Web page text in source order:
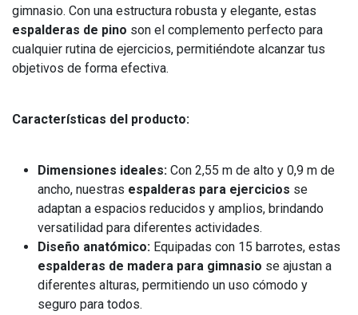
gimnasio. Con una estructura robusta y elegante, estas
espalderas de pino son el complemento perfecto para
cualquier rutina de ejercicios, permitiéndote alcanzar tus
objetivos de forma efectiva.
Características del producto:
Dimensiones ideales: Con 2,55 m de alto y 0,9 m de
ancho, nuestras espalderas para ejercicios se
adaptan a espacios reducidos y amplios, brindando
versatilidad para diferentes actividades.
Diseño anatómico: Equipadas con 15 barrotes, estas
espalderas de madera para gimnasio se ajustan a
diferentes alturas, permitiendo un uso cómodo y
seguro para todos.